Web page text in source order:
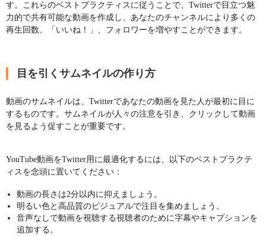
す。これらのベストプラクティスに従うことで、Twitterで目立つ魅
力的で共有可能な動画を作成し、あなたのチャンネルにより多くの
再生回数、「いいね！」、フォロワーを増やすことができます。
目を引くサムネイルの作り方
動画のサムネイルは、Twitterであなたの動画を見た人が最初に目に
するものです。サムネイルが人々の注意を引き、クリックして動画
を見るよう促すことが重要です。
YouTube動画をTwitter用に最適化するには、以下のベストプラクテ
ィスを念頭に置いてください：
動画の長さは2分以内に抑えましょう。
明るい色と高品質のビジュアルで注目を集めましょう。
音声なしで動画を視聴する視聴者のために字幕やキャプションを
追加する。